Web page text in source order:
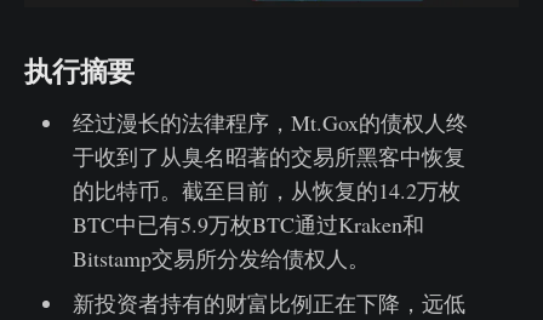
执行摘要
经过漫长的法律程序，Mt.Gox的债权人终
于收到了从臭名昭著的交易所黑客中恢复
的比特币。截至目前，从恢复的14.2万枚
BTC中已有5.9万枚BTC通过Kraken和
Bitstamp交易所分发给债权人。
新投资者持有的财富比例正在下降，远低